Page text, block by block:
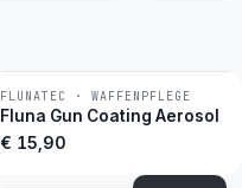
BESTSELLER
FLUNATEC · WAFFENPFLEGE
Fluna Gun Coating Aerosol
€ 15,90